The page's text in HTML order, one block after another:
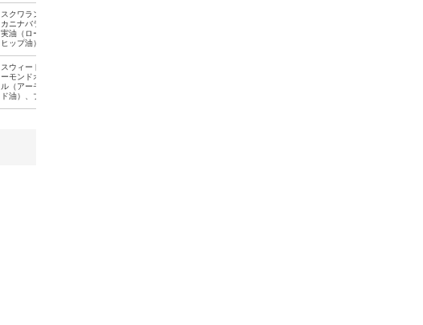
マ葉エキス、
ゲットウ葉
油、センチフ
ォリアバラ花
油、ほか
スクワラン、
カニナバラ果
実油（ローズ
ヒップ油）、
油、チャ種子
油、コメヌカ
油、水、水添
レシチン、ほ
か
スウィートア
ーモンドオイ
ル（アーモン
ド油）、ブド